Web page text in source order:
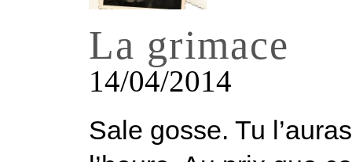
La grimace
14/04/2014
Sale gosse. Tu